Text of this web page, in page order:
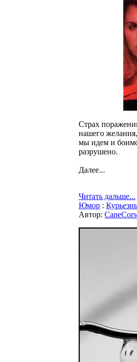
Страх
нашего
мы идем и
разрушено.
Далее...
Читать дальше...
Юмор :
Автор: